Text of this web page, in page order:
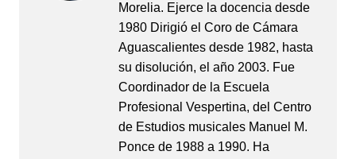
Morelia. Ejerce la docencia desde
1980 Dirigió el Coro de Cámara
Aguascalientes desde 1982, hasta
su disolución, el año 2003. Fue
Coordinador de la Escuela
Profesional Vespertina, del Centro
de Estudios musicales Manuel M.
Ponce de 1988 a 1990. Ha